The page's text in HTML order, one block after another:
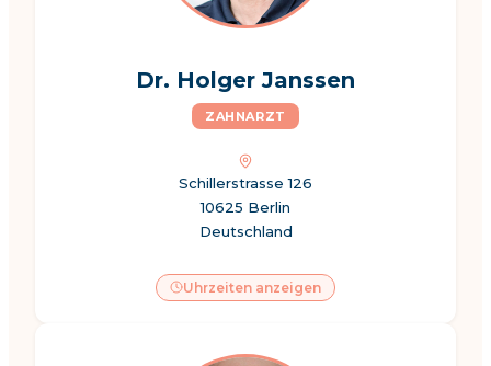
Dr. Holger Janssen
ZAHNARZT
Schillerstrasse 126
10625 Berlin
Deutschland
Uhrzeiten anzeigen